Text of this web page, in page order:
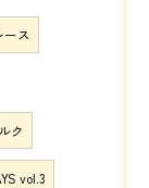
ース
ク
vol.3